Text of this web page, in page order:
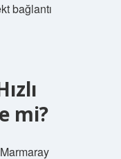
bağlantı
mi?